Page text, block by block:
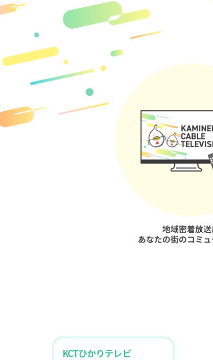
地域密着放
あなたの街のコミュ
KCTひかりテレビ